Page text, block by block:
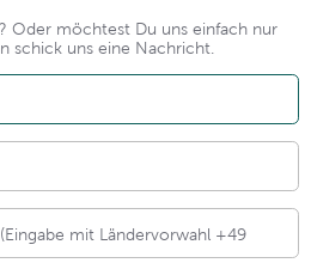
Oder möchtest Du uns einfach nur
schick uns eine Nachricht.
mit Ländervorwahl +49